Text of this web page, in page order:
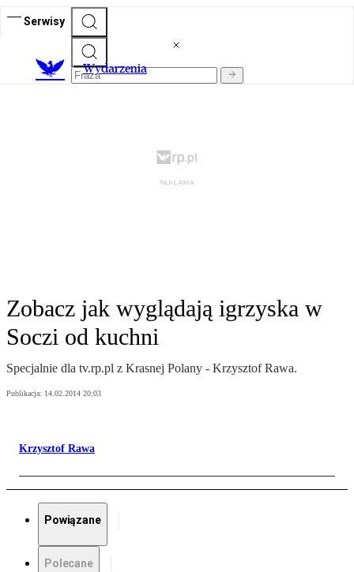
Serwisy
Wydarzenia
Zobacz jak wyglądają igrzyska w
Soczi od kuchni
Specjalnie dla tv.rp.pl z Krasnej Polany - Krzysztof Rawa.
Publikacja: 14.02.2014 20:03
Krzysztof Rawa
Powiązane
Polecane